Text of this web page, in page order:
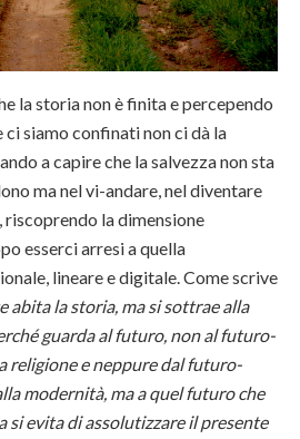
la storia non è finita e percependo
ci siamo confinati non ci dà la
a capire che la salvezza non sta
ma nel vi-andare, nel diventare
riscoprendo la dimensione
esserci arresi a quella
lineare e digitale. Come scrive
abita la storia, ma si sottrae alla
guarda al futuro, non al futuro-
religione e neppure dal futuro-
modernità, ma a quel futuro che
si evita di assolutizzare il presente